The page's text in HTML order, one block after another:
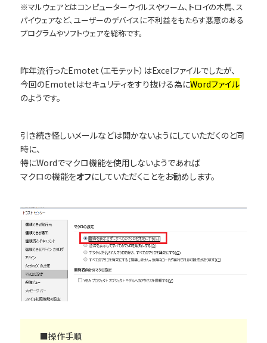
※マルウェアとはコンピューターウイルスやワーム、トロイの木馬、ス
パイウェアなど、ユーザーのデバイスに不利益をもたらす悪意のある
プログラムやソフトウェアを総称です。
昨年流行ったEmotet（エモテット）はExcelファイルでしたが、
今回のEmotetはセキュリティをすり抜ける為にWordファイル
のようです。
引き続き怪しいメールなどは開かないようにしていただくのと同
時に、
特にWordでマクロ機能を使用しないようであれば
マクロの機能をオフにしていただくことをお勧めします。
■操作手順